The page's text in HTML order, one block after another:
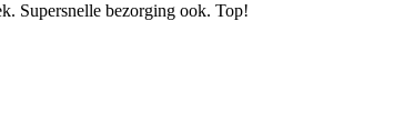
Supersnelle bezorging ook. Top!